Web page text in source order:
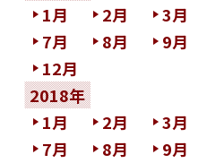
1月
2月 3月
7月
8月 9月
12月
2018年
1月
2月 3月
7月
8月 9月